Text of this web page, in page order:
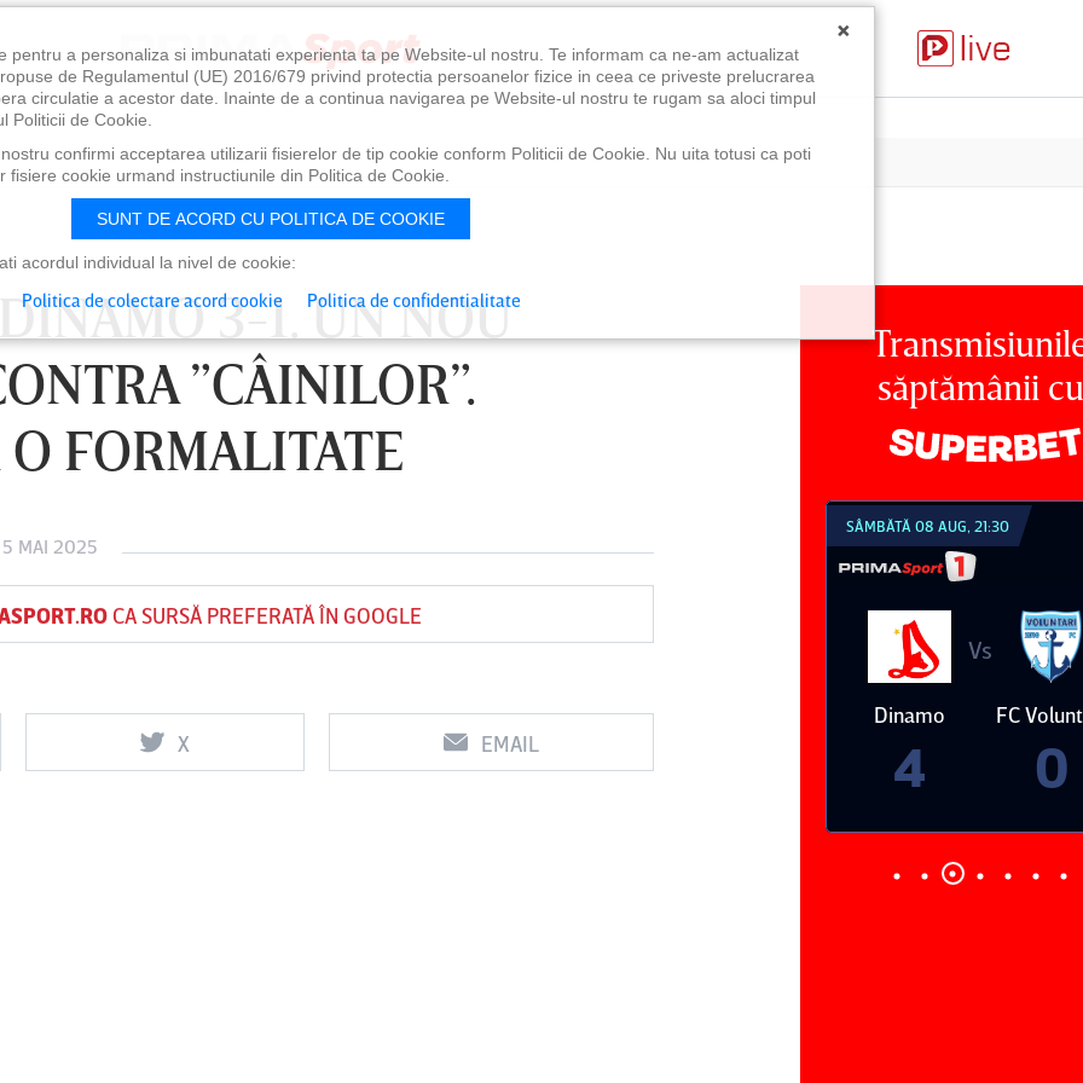
3-1. UN NOU
”CÂINILOR”.
FORMALITATE
5 MAI 2025
CA SURSĂ PREFERATĂ ÎN GOOGLE
X EMAIL
săptămânii cu
Vs
Rapid
0
Farul
3
Vs
Csikszereda
2
Dinamo
4
Vs
DUMINICĂ 09 AUG, 18:30
Petrolul
Vs
Oţelul
×
pentru a personaliza si imbunatati experienta ta pe Website-ul nostru. Te informam ca ne-am actualizat
de Regulamentul (UE) 2016/679 privind protectia persoanelor fizice in ceea ce priveste prelucrarea
circulatie a acestor date. Inainte de a continua navigarea pe Website-ul nostru te rugam sa aloci timpul
Politicii de Cookie.
confirmi acceptarea utilizarii fisierelor de tip cookie conform Politicii de Cookie. Nu uita totusi ca poti
cookie urmand instructiunile din Politica de Cookie.
SUNT DE ACORD CU POLITICA DE COOKIE
acordul individual la nivel de cookie:
Politica de colectare acord cookie Politica de confidentialitate